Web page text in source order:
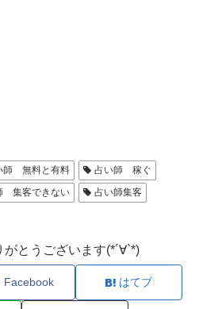
師 無料と有料
占い師 稼ぐ
集客できない
占い師集客
とうございます(*´∀`*)
Facebook はてブ